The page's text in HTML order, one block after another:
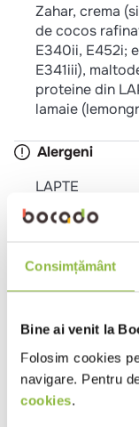
Consimțământ
Bine ai venit la
Folosim cookies
navigare. Pentru
cookies.
Zahar, crema
de cocos
E340ii, E452i;
E341iii),
proteine ​​din
lamaie
Alergeni
LAPTE
Valori
Valoare
Grasimi (g)
din care acizi
Glucide (g)